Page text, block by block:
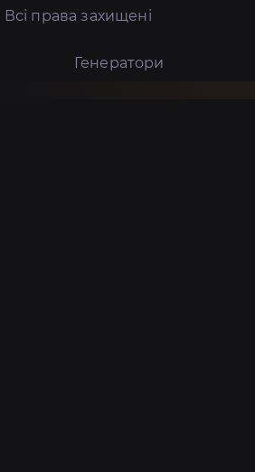
Всі права захищені
Генератори